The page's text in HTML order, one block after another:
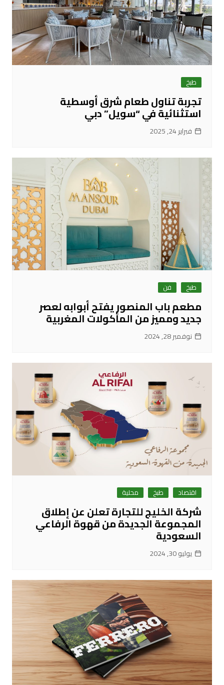
طبخ
تجربة تناول طعام شرق أوسطية
استثنائية في “سويل” دبي
فبراير 24, 2025
طبخ فن
مطعم باب المنصور يفتح أبوابه لعصر
جديد ومميز من المأكولات المغربية
نوفمبر 28, 2024
اقتصاد طبخ محلية
شركة الخليج للتجارة تعلن عن إطلاق
المجموعة الجديدة من قهوة الرفاعي
السعودية
يوليو 30, 2024